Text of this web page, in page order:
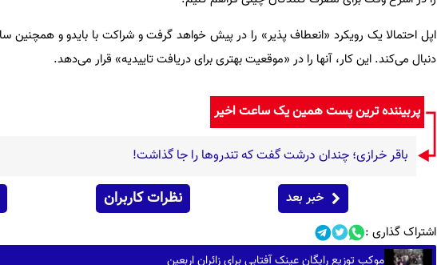
اپل احتمالا یک رویکرد «انعطاف پذیر» را در پیش خواهد گرفت و شراکت با بایدو و
دنبال می‌کند. این کار، آنها را در «موقعیت بهتری برای دریافت تاییدیه» قرار می‌دهد.
پربیننده ترین پست همین یک ساعت اخیر
باقر خرازی؛ چندان درشت گفت که تندروها را جا گذاشت!
خبر بعد نظرات کاربران
اشتراک گذاری :
موکب توزیع رایگان عینک آفتابی برای زائران اربعین